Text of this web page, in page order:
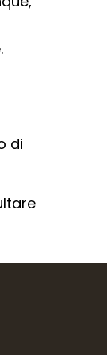
di